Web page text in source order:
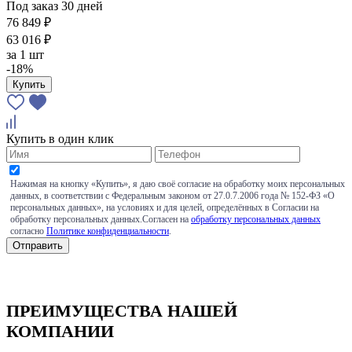
Под заказ 30 дней
76 849 ₽
63 016 ₽
за 1 шт
-18%
Купить
Купить в один клик
Нажимая на кнопку «Купить», я даю своё согласие на обработку моих персональных
данных, в соответствии с Федеральным законом от 27.0.7.2006 года № 152-ФЗ «О
персональных данных», на условиях и для целей, определённых в Согласии на
обработку персональных данных.Согласен на обработку персональных данных
согласно Политике конфиденциальности.
ПРЕИМУЩЕСТВА НАШЕЙ
КОМПАНИИ